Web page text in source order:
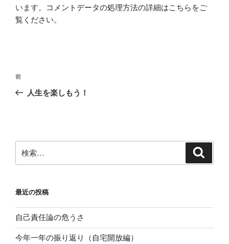
います。
コメントデータの処理方法の詳細はこちらをご
覧ください。
投
ナ
ー
シ
前
の
前
人生を楽しもう！
索:
最近の投稿
自己責任論の危うさ
今年一年の振り返り（自宅開放編）